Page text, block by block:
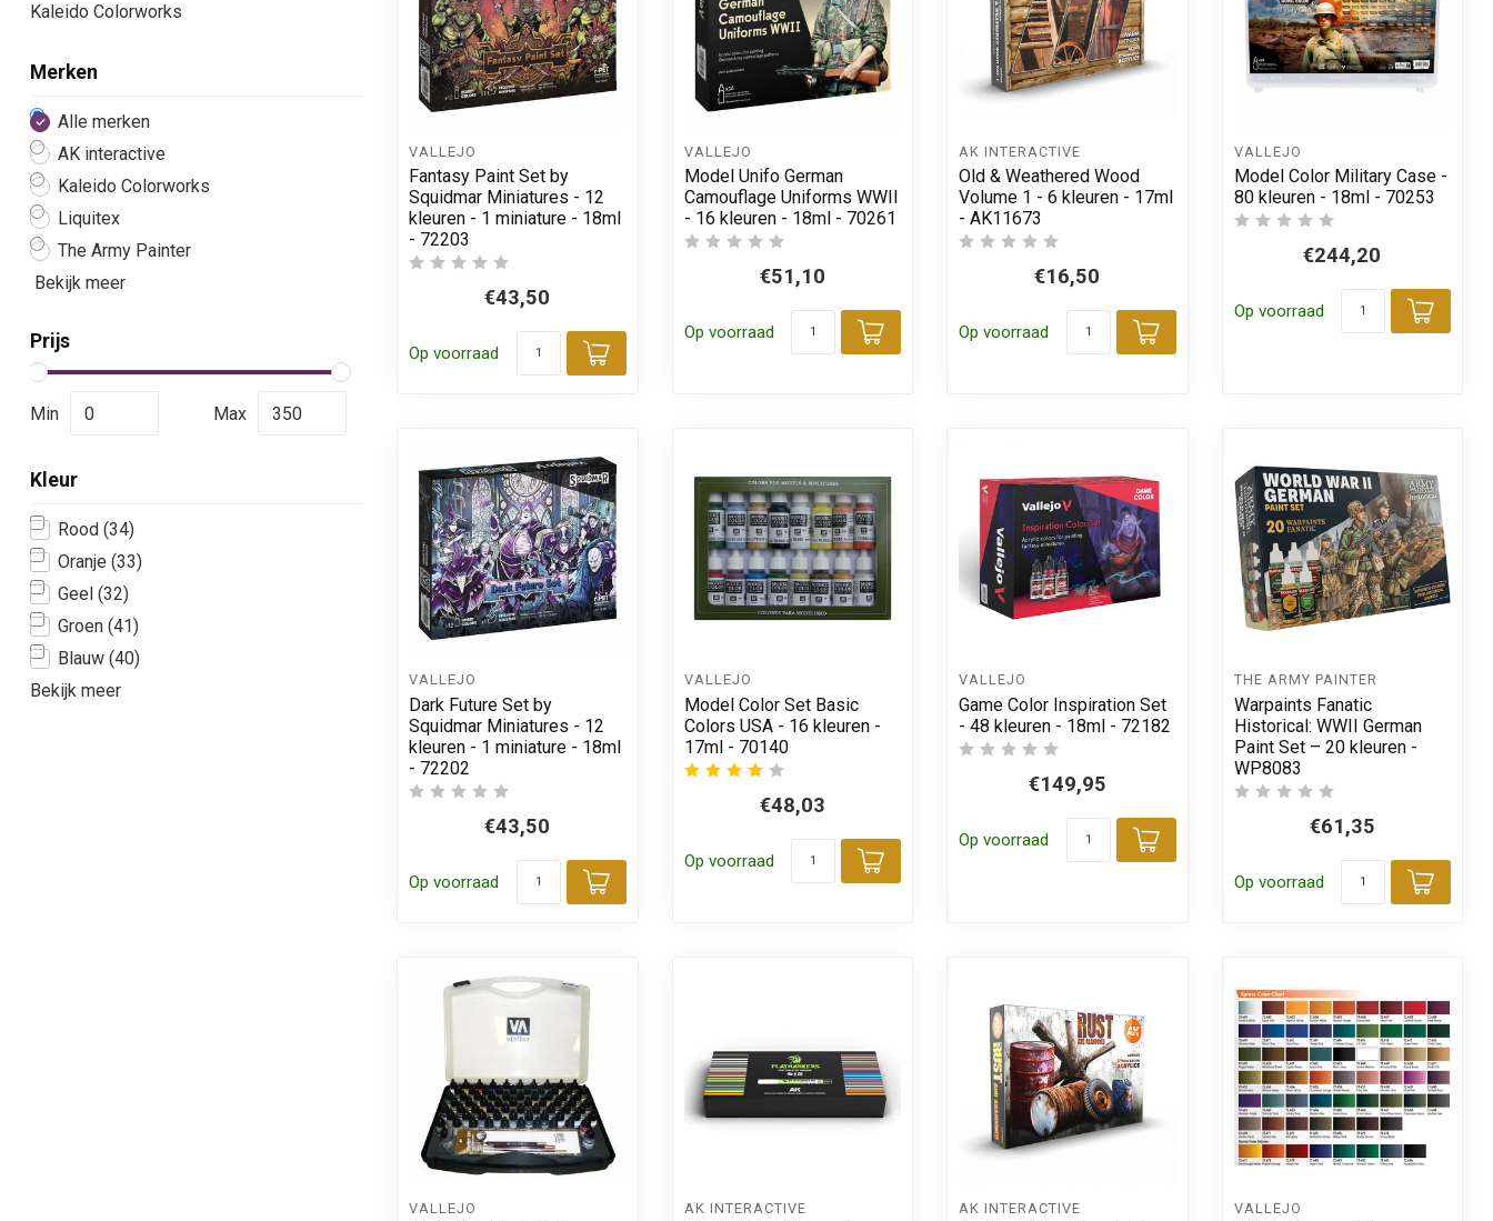
Kaleido Colorworks
Merken
Alle merken
AK interactive
Kaleido Colorworks
Liquitex
The Army Painter
Bekijk meer
Kleur
Rood (34)
Oranje (33)
Geel (32)
Groen (41)
Blauw (40)
Bekijk meer
Prijs
Min Max
VALLEJO
Fantasy Paint Set by
Squidmar Miniatures - 12
kleuren - 1 miniature - 18ml
- 72203
€43,50
Op voorraad
Toevoegen aan winkelwagen
VALLEJO
Model Unifo German
Camouflage Uniforms WWII
- 16 kleuren - 18ml - 70261
€51,10
Op voorraad
Toevoegen aan winkelwagen
AK INTERACTIVE
Old & Weathered Wood
Volume 1 - 6 kleuren - 17ml
- AK11673
€16,50
Op voorraad
Toevoegen aan winkelwagen
VALLEJO
Model Color Military Case -
80 kleuren - 18ml - 70253
€244,20
Op voorraad
VALLEJO
Dark Future Set by
Squidmar Miniatures - 12
kleuren - 1 miniature - 18ml
- 72202
€43,50
Op voorraad
Toevoegen aan winkelwagen
VALLEJO
Model Color Set Basic
Colors USA - 16 kleuren -
17ml - 70140
€48,03
Op voorraad
Toevoegen aan winkelwagen
VALLEJO
Game Color Inspiration Set
- 48 kleuren - 18ml - 72182
€149,95
Op voorraad
Toevoegen aan winkelwagen
THE ARMY PAINTER
Warpaints Fanatic
Historical: WWII German
Paint Set – 20 kleuren -
WP8083
€61,35
Op voorraad
VALLEJO AK INTERACTIVE AK INTERACTIVE VALLEJO